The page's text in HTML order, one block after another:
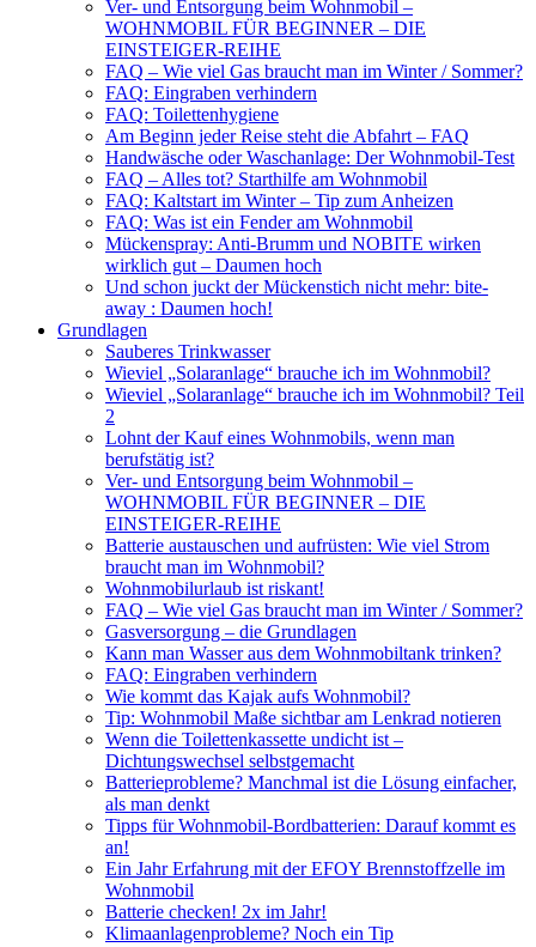
Ver- und Entsorgung beim Wohnmobil –
WOHNMOBIL FÜR BEGINNER – DIE
EINSTEIGER-REIHE
FAQ – Wie viel Gas braucht man im Winter / Sommer?
FAQ: Eingraben verhindern
FAQ: Toilettenhygiene
Am Beginn jeder Reise steht die Abfahrt – FAQ
Handwäsche oder Waschanlage: Der Wohnmobil-Test
FAQ – Alles tot? Starthilfe am Wohnmobil
FAQ: Kaltstart im Winter – Tip zum Anheizen
FAQ: Was ist ein Fender am Wohnmobil
Mückenspray: Anti-Brumm und NOBITE wirken
wirklich gut – Daumen hoch
Und schon juckt der Mückenstich nicht mehr: bite-
away : Daumen hoch!
Grundlagen
Sauberes Trinkwasser
Wieviel „Solaranlage“ brauche ich im Wohnmobil?
Wieviel „Solaranlage“ brauche ich im Wohnmobil? Teil
2
Lohnt der Kauf eines Wohnmobils, wenn man
berufstätig ist?
Ver- und Entsorgung beim Wohnmobil –
WOHNMOBIL FÜR BEGINNER – DIE
EINSTEIGER-REIHE
Batterie austauschen und aufrüsten: Wie viel Strom
braucht man im Wohnmobil?
Wohnmobilurlaub ist riskant!
FAQ – Wie viel Gas braucht man im Winter / Sommer?
Gasversorgung – die Grundlagen
Kann man Wasser aus dem Wohnmobiltank trinken?
FAQ: Eingraben verhindern
Wie kommt das Kajak aufs Wohnmobil?
Tip: Wohnmobil Maße sichtbar am Lenkrad notieren
Wenn die Toilettenkassette undicht ist –
Dichtungswechsel selbstgemacht
Batterieprobleme? Manchmal ist die Lösung einfacher,
als man denkt
Tipps für Wohnmobil-Bordbatterien: Darauf kommt es
an!
Ein Jahr Erfahrung mit der EFOY Brennstoffzelle im
Wohnmobil
Batterie checken! 2x im Jahr!
Klimaanlagenprobleme? Noch ein Tip